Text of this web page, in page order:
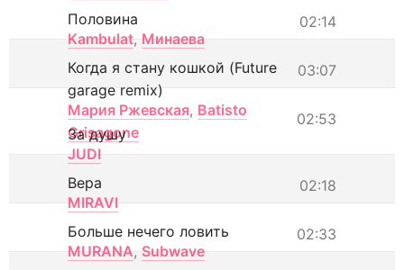
02:14
Половина
Kambulat, Минаева
03:07
Когда я стану кошкой (Future
garage remix)
Мария Ржевская, Batisto
Grisagone
02:53
За душу
JUDI
02:18
Вера
MIRAVI
02:33
Больше нечего ловить
MURANA, Subwave